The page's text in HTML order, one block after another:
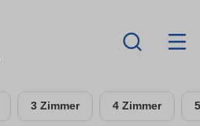
3 Zimmer 4 Zimmer